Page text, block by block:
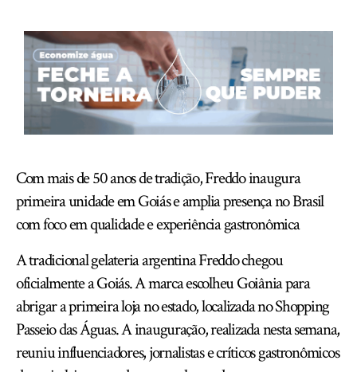
Com mais de 50 anos de tradição, Freddo inaugura
primeira unidade em Goiás e amplia presença no Brasil
com foco em qualidade e experiência gastronômica
A tradicional gelateria argentina Freddo chegou
oficialmente a Goiás. A marca escolheu Goiânia para
abrigar a primeira loja no estado, localizada no Shopping
Passeio das Águas. A inauguração, realizada nesta semana,
reuniu influenciadores, jornalistas e críticos gastronômicos